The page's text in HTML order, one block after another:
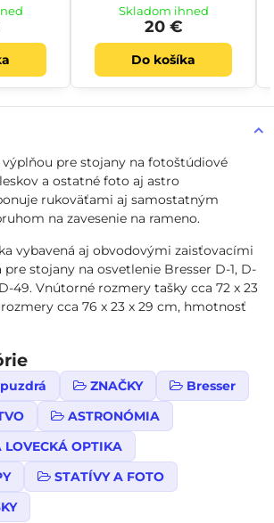
výplňou pre stojany na fotoštúdiové
a ostatné foto aj astro
rukoväťami aj samostatným
na zavesenie na rameno.
vybavená aj obvodovými zaisťovacími
stojany na osvetlenie Bresser D-1, D-
D-49. Vnútorné rozmery tašky cca 72 x 23
cca 76 x 23 x 29 cm, hmotnosť
ZNAČKY
Bresser
ASTRONÓMIA
LOVECKÁ OPTIKA
STATÍVY A FOTO
Skladom ihneď
20 €
Do košíka